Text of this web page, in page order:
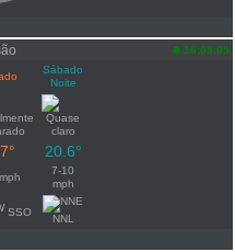
16:05:05
Sábado
Noite
20.6°
7-10
mph
SSO
NNL